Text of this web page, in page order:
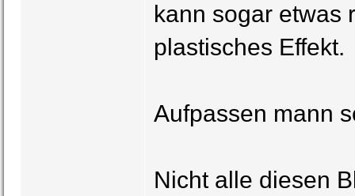
kann sogar etwas
plastisches Effekt.
Aufpassen mann
Nicht alle diesen